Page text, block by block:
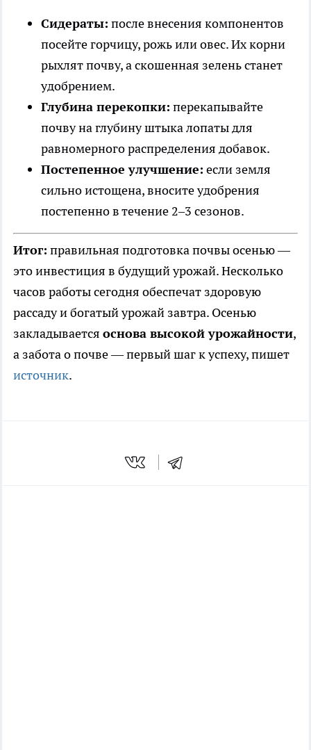
Сидераты: после внесения компонентов
посейте горчицу, рожь или овес. Их корни
рыхлят почву, а скошенная зелень станет
удобрением.
Глубина перекопки: перекапывайте
почву на глубину штыка лопаты для
равномерного распределения добавок.
Постепенное улучшение: если земля
сильно истощена, вносите удобрения
постепенно в течение 2–3 сезонов.
Итог: правильная подготовка почвы осенью —
это инвестиция в будущий урожай. Несколько
часов работы сегодня обеспечат здоровую
рассаду и богатый урожай завтра. Осенью
закладывается основа высокой урожайности,
а забота о почве — первый шаг к успеху, пишет
источник.